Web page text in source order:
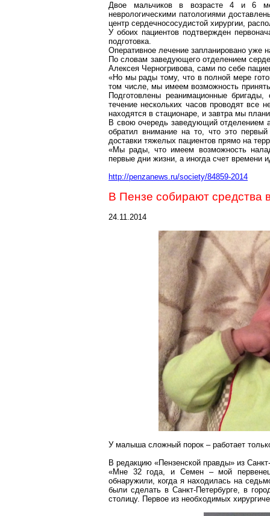
Двое мальчиков в возрасте 4 и 6
неврологическими патологиями
центр сердечнососудистой хирургии,
У обоих пациентов подтвержден
подготовка.
Оперативное лечение запланировано уже
По словам заведующего отделением
Алексея Черногривова, сами по себе
«Но мы рады тому, что в полной мере
том числе, мы имеем возможность
Подготовлены реанимационные
течение нескольких часов проводят
находятся в стационаре, и завтра мы
В свою очередь заведующий отделением
обратил внимание на то, что это первый
доставки тяжелых пациентов прямо на
«Мы рады, что имеем возможность
первые дни жизни, а иногда счет времени
http://penzanews.ru/society/84859-2014
В Пензе собирают средства
24.11.2014
У малыша сложный порок – работает
В редакцию «Пензенской правды» из
«Мне 32 года, и Семен – мой
обнаружили, когда я находилась на
были сделать в Санкт-Петербурге, в
столицу. Первое из необходимых